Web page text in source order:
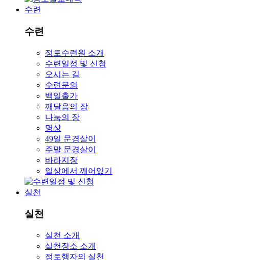
수련
수련
정토수련원 소개
수련일정 및 신청
오시는 길
수련문의
백일출가
깨달음의 장
나눔의 장
명상
49일 문경살이
주말 문경살이
바라지장
일상에서 깨어있기
실천
실천
실천 소개
실천장소 소개
정토행자의 실천